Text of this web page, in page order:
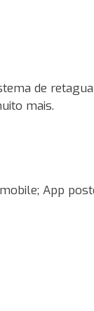
de
mais.
App